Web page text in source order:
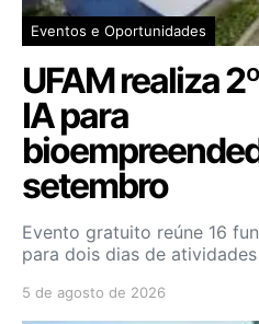
Eventos e Oportunidades
UFAM realiza
IA para
setembro
Evento gratuito reúne 16
para dois dias de atividades
5 de agosto de 2026